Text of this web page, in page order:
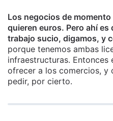
Los negocios de
quieren euros. Pero ahí es
trabajo sucio, digamos, y
porque tenemos ambas
infraestructuras. Entonces
ofrecer a los comercios, y
pedir, por cierto.